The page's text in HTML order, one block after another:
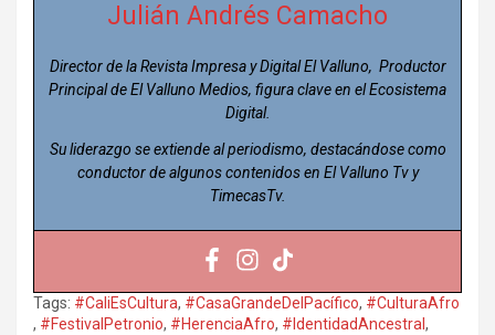
Julián Andrés Camacho
Director de la Revista Impresa y Digital El Valluno, Productor
Principal de El Valluno Medios, figura clave en el Ecosistema
Digital.
Su liderazgo se extiende al periodismo, destacándose como
conductor de algunos contenidos en El Valluno Tv y
TimecasTv.
Tags: #CaliEsCultura, #CasaGrandeDelPacífico, #CulturaAfro
, #FestivalPetronio, #HerenciaAfro, #IdentidadAncestral,